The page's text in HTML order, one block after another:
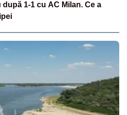
1-1 cu AC Milan. Ce a